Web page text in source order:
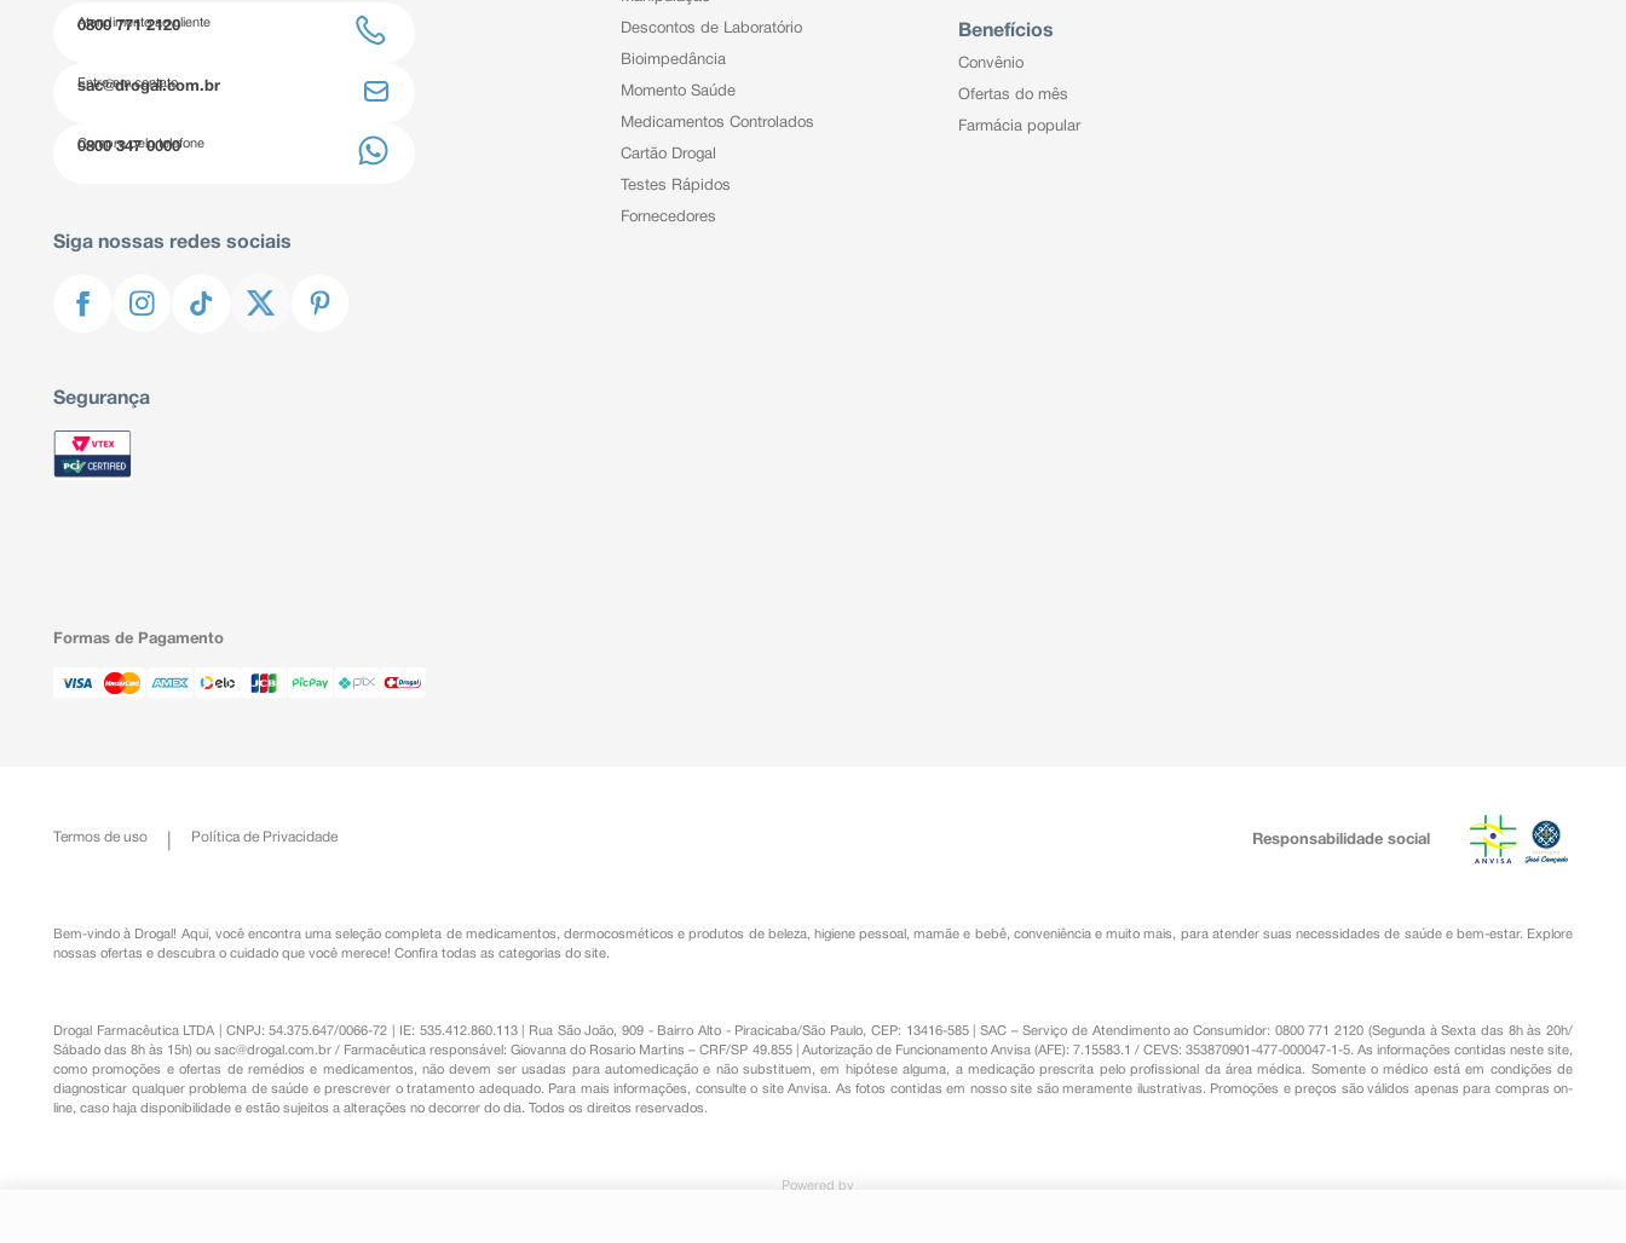
Atendimento ao cliente
0800 771 2120
Entre em contato
sac@drogal.com.br
Compre pelo telefone
0800 347 0000
Siga nossas redes sociais
Segurança
Descontos de Laboratório
Bioimpedância
Momento Saúde
Medicamentos Controlados
Cartão Drogal
Testes Rápidos
Fornecedores
Benefícios
Convênio
Ofertas do mês
Farmácia popular
Formas de Pagamento
Termos de uso Política de Privacidade Responsabilidade social
Bem-vindo à Drogal! Aqui, você encontra uma seleção completa de medicamentos ,dermocosméticos e produtos de beleza, higiene pessoal ,mamãe e bebê, conveniênciae muito mais, para atender suas necessidades de saúde e bem-estar. Explore
nossas ofertas e descubra o cuidado que você merece! Confira todas as categorias do site.
Drogal Farmacêutica LTDA | CNPJ: 54.375.647/0066-72 | IE: 535.412.860.113 | Rua São João, 909 - Bairro Alto - Piracicaba/São Paulo, CEP: 13416-585 | SAC – Serviço de Atendimento ao Consumidor: 0800 771 2120 (Segunda à Sexta das 8h às 20h/
Sábado das 8h às 15h) ousac@drogal.com.br / Farmacêutica responsável: Giovanna do Rosario Martins – CRF/SP 49.855 | Autorização de Funcionamento Anvisa (AFE): 7.15583.1 / CEVS: 353870901-477-000047-1-5. As informações contidas neste site,
como promoções e ofertas de remédios e medicamentos, não devem ser usadas para automedicação e não substituem, em hipótese alguma, a medicação prescrita pelo profissional da área médica. Somente o médico está em condições de
diagnosticar qualquer problema de saúde e prescrever o tratamento adequado. Para mais informações, consulte o site Anvisa. As fotos contidas em nosso site são meramente ilustrativas. Promoções e preços são válidos apenas para compras on-
line, caso haja disponibilidade e estão sujeitos a alterações no decorrer do dia. Todos os direitos reservados.
Powered by